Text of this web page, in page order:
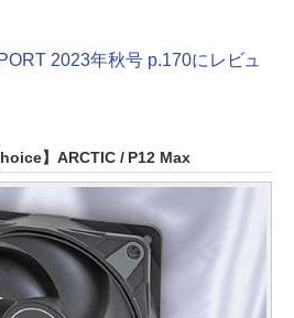
2023年秋号 p.170にレビュ
】ARCTIC / P12 Max